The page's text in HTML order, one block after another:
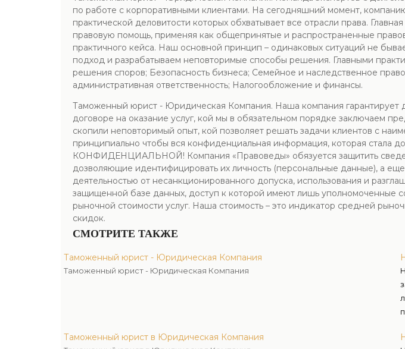
по работе с корпоративными клиентами. На сегодняшний момент,
практической деловитости которых обхватывает все отрасли права.
правовую помощь, применяя как общепринятые и распространенные
практичного кейса. Наш основной принцип – одинаковых ситуаций не
подход и разрабатываем неповторимые способы решения. Главными
решения споров; Безопасность бизнеса; Семейное и наследственное
административная ответственность; Налогообложение и финансы.
Таможенный юрист - Юридическая Компания. Наша компания гарантирует
договоре на оказание услуг, кой мы в обязательном порядке заключаем
скопили неповторимый опыт, кой позволяет решать задачи клиентов с
принципиально чтобы вся конфиденциальная информация, которая стала
КОНФИДЕНЦИАЛЬНОЙ! Компания «Правоведы» обязуется защитить
дозволяющие идентифицировать их личность (персональные данные), а
деятельностью от несанкционированного допуска, использования и
защищенной базе данных, доступ к которой имеют лишь уполномоченные
рыночной стоимости услуг. Наша стоимость – это индикатор средней
скидок.
СМОТРИТЕ ТАКЖЕ
Таможенный юрист - Юридическая Компания
Таможенный юрист - Юридическая Компания
Таможенный юрист в Юридическая Компания